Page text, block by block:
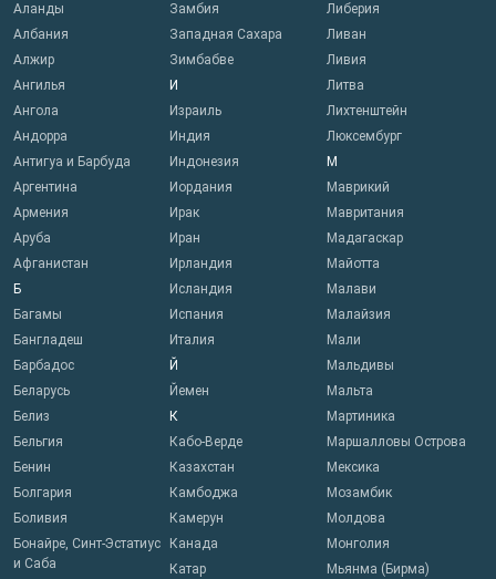
Аланды
Албания
Алжир
Ангилья
Ангола
Андорра
Антигуа и Барбуда
Аргентина
Армения
Аруба
Афганистан
Б
Багамы
Бангладеш
Барбадос
Беларусь
Белиз
Бельгия
Бенин
Болгария
Боливия
Бонайре, Синт-Эстатиус
и Саба
Замбия
Западная Сахара
Зимбабве
И
Израиль
Индия
Индонезия
Иордания
Ирак
Иран
Ирландия
Исландия
Испания
Италия
Й
Йемен
К
Кабо-Верде
Казахстан
Камбоджа
Камерун
Канада
Катар
Либерия
Ливан
Ливия
Литва
Лихтенштейн
Люксембург
М
Маврикий
Мавритания
Мадагаскар
Майотта
Малави
Малайзия
Мали
Мальдивы
Мальта
Мартиника
Маршалловы Острова
Мексика
Мозамбик
Молдова
Монголия
Мьянма (Бирма)